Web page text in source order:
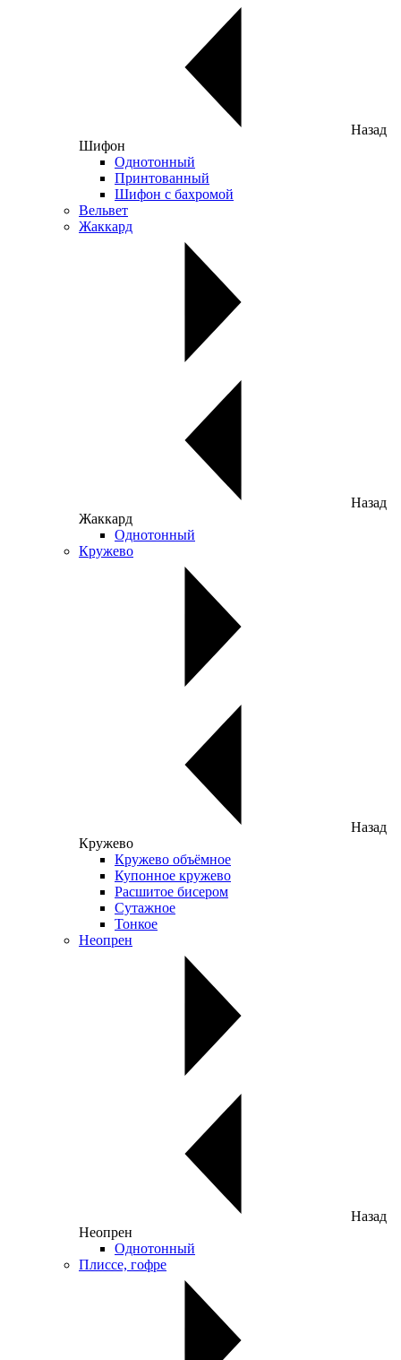
Назад
Шифон
Однотонный
Принтованный
Шифон с бахромой
Вельвет
Жаккард
Назад
Жаккард
Однотонный
Кружево
Назад
Кружево
Кружево объёмное
Купонное кружево
Расшитое бисером
Сутажное
Тонкое
Неопрен
Назад
Неопрен
Однотонный
Плиссе, гофре